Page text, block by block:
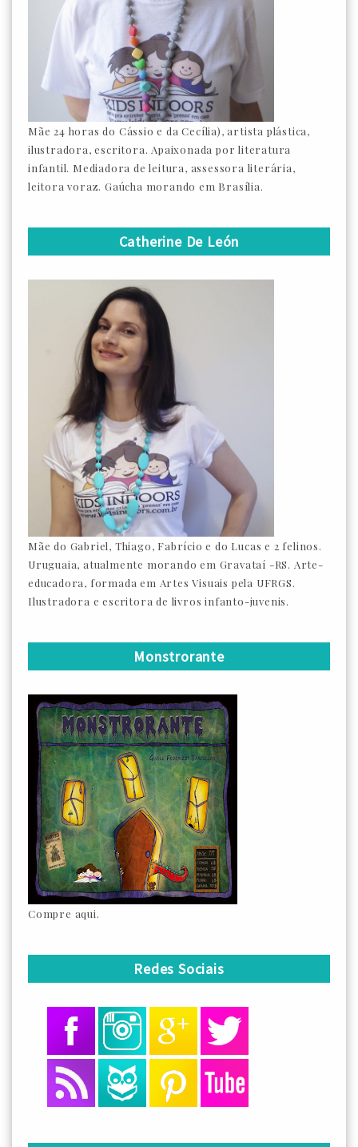
Mãe 24 horas do Cássio e da Cecília), artista plástica,
ilustradora, escritora. Apaixonada por literatura
infantil. Mediadora de leitura, assessora literária,
leitora voraz. Gaúcha morando em Brasília.
Catherine De León
Mãe do Gabriel, Thiago, Fabrício e do Lucas e 2 felinos.
Uruguaia, atualmente morando em Gravataí -RS. Arte-
educadora, formada em Artes Visuais pela UFRGS.
Ilustradora e escritora de livros infanto-juvenis.
Monstrorante
Compre aqui.
Redes Sociais